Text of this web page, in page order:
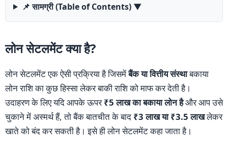
📌 सामग्री (Table of Contents) ▼
लोन सेटलमेंट क्या है?
लोन सेटलमेंट एक ऐसी प्रक्रिया है जिसमेंबैंक या वित्तीय संस्थाबकाया
लोन राशि का कुछ हिस्सा लेकर बाकी राशि को माफ कर देती है।
उदाहरण के लिए यदि आपके ऊपर₹5 लाख का बकाया लोन हैऔर आप उसे
चुकाने में अस्मर्थ हैं, तो बैंक बातचीत के बाद ₹3 लाख या ₹3.5 लाखलेकर
खाते को बंद कर सकती है। इसे ही लोन सेटलमेंट कहा जाता है।